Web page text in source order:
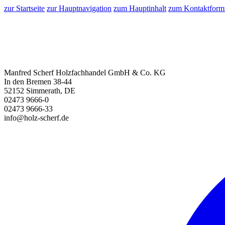
zur Startseite zur Hauptnavigation zum Hauptinhalt zum
Manfred Scherf Holzfachhandel GmbH & Co. KG
In den Bremen 38-44
52152 Simmerath, DE
02473 9666-0
02473 9666-33
info@holz-scherf.de